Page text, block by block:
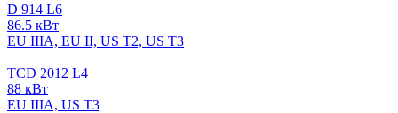
D 914 L6
86.5 кВт
EU IIIA, EU II, US T2, US T3
TCD 2012 L4
88 кВт
EU IIIA, US T3